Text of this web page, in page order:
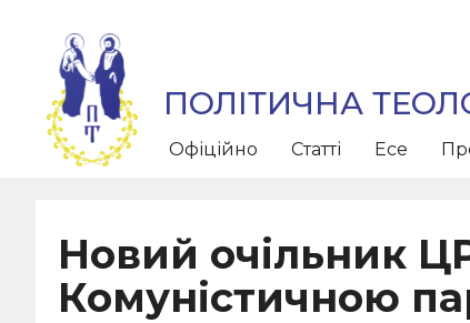
ПОЛІТИЧНА
Офіційно Статті Есе
Новий очільник
Комуністичною